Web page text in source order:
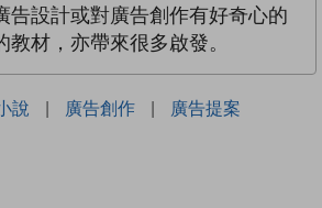
告設計或對廣告創作有好奇心的
教材，亦帶來很多啟發。
說 | 廣告創作 | 廣告提案